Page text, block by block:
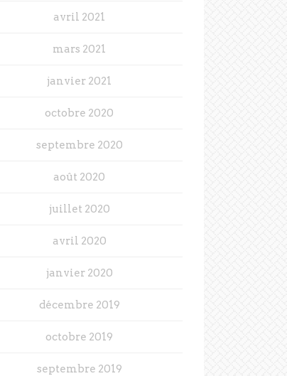
avril 2021
mars 2021
janvier 2021
octobre 2020
septembre 2020
août 2020
juillet 2020
avril 2020
janvier 2020
décembre 2019
octobre 2019
septembre 2019